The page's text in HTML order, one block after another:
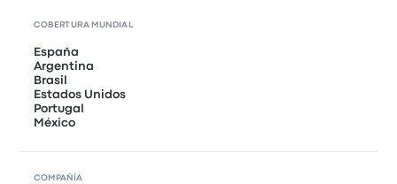
COBERTURA MUNDIAL
España
Argentina
Brasil
Estados Unidos
Portugal
México
COMPAÑÍA